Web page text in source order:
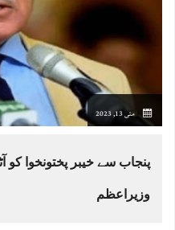
مئی 13, 2023
پنجاب سے خیبر پختونخوا کو
وزیراعظم